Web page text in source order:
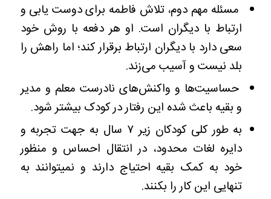
مسئله مهم دوم، تلاش فاطمه برای دوست یابی و
ارتباط با دیگران است. او هر دفعه با روش خود
سعی دارد با دیگران ارتباط برقرار کند؛ اما راهش را
بلد نیست و آسیب می‌زند.
حساسیت‌ها و واکنش‌های نادرست معلم و مدیر
و بقیه باعث شده این رفتار در کودک بیشتر شود.
به طور کلی کودکان زیر ۷ سال به جهت تجربه و
دایره لغات محدود، در انتقال احساس و منظور
خود به کمک بقیه احتیاج دارند و نمیتوانند به
تنهایی این کار را بکنند.